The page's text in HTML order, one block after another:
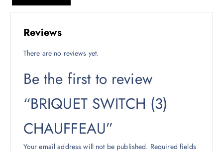
Reviews
There are no reviews yet.
Be the first to review
“BRIQUET SWITCH (3)
CHAUFFEAU”
Your email address will not be published. Required fields